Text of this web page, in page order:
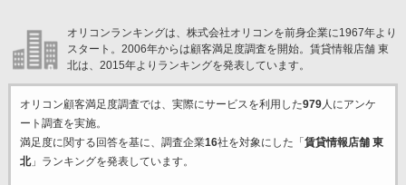
オリコンランキングは、株式会社オリコンを前身企業に1967年より
スタート。2006年からは顧客満足度調査を開始。賃貸情報店舗 東
北は、2015年よりランキングを発表しています。
オリコン顧客満足度調査では、実際にサービスを利用した979人にアンケ
ート調査を実施。
満足度に関する回答を基に、調査企業16社を対象にした「 賃貸情報店舗 東
北」ランキングを発表しています。